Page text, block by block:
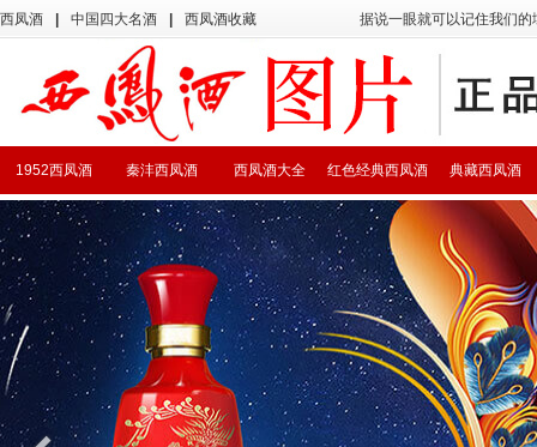
西凤酒 中国四大名酒 西凤酒收藏 据说一眼就可以记住我们
典藏西凤酒
红色经典西凤酒
西凤酒大全
秦沣西凤酒
1952西凤酒